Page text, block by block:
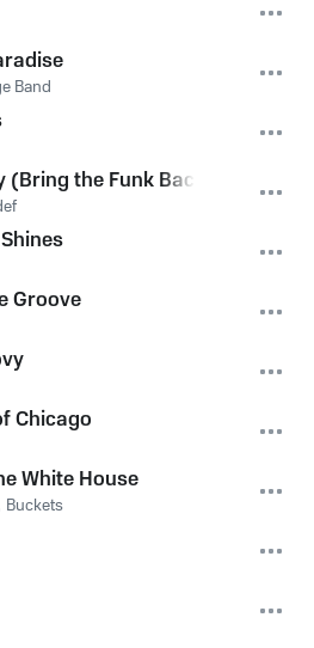
Band
the Funk Back)
Groove
Chicago
White House
Buckets